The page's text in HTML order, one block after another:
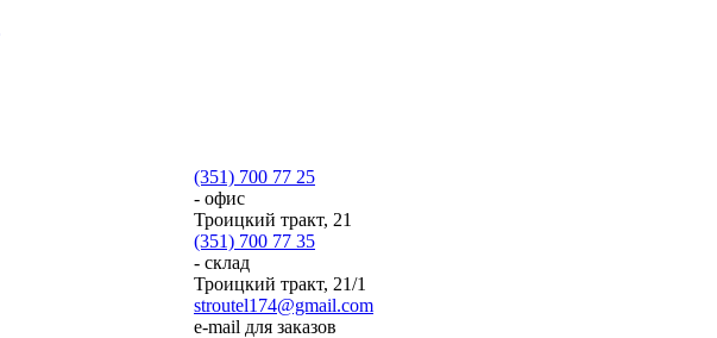
(351) 700 77 25
- офис
Троицкий тракт, 21
(351) 700 77 35
- склад
Троицкий тракт, 21/1
stroutel174@gmail.com
e-mail для заказов